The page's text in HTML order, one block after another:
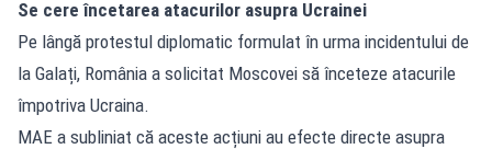
Se cere încetarea atacurilor asupra Ucrainei
Pe lângă protestul diplomatic formulat în urma incidentului de
la Galați, România a solicitat Moscovei să înceteze atacurile
împotriva Ucraina.
MAE a subliniat că aceste acțiuni au efecte directe asupra